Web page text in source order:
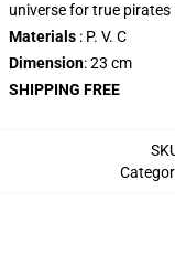
universe for true pirates
Materials : P. V. C
Dimension: 23 cm
SHIPPING FREE